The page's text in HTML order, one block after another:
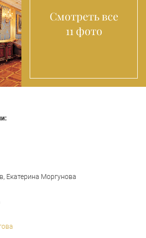
Смотреть все
11 фото
Екатерина Моргунова